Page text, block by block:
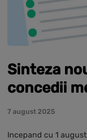
Sinteza
concedii
7 august 2025
Incepand cu 1